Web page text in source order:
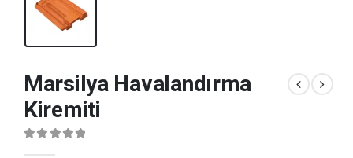
Marsilya Havalandırma
Kiremiti